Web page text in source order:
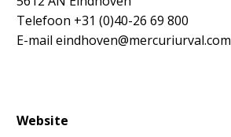
Telefoon +31 (0)40-26 69 800
E-mail eindhoven@mercuriurval.com
Website